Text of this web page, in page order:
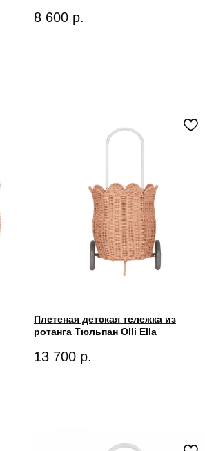
8 600 р.
Плетеная детская тележка из
ротанга Тюльпан Olli Ella
13 700 р.